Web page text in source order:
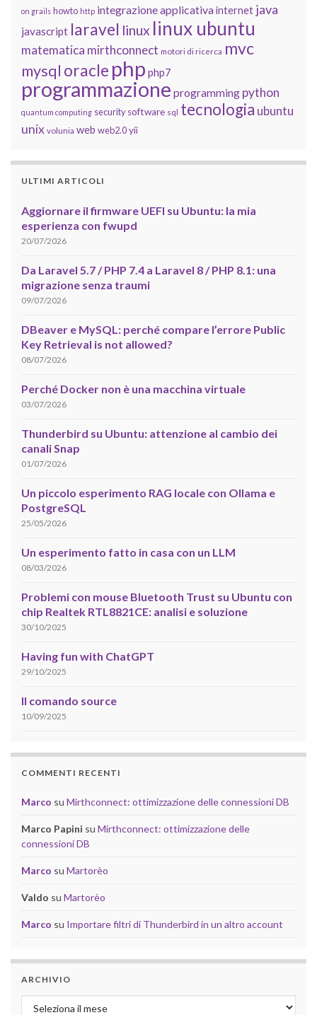
on grails howto http integrazione applicativainternet java
javascript laravel linux linux ubuntu
matematica mirthconnect motori di ricerca mvc
mysql oracle php php7
programmazione programming python
quantum computing security software sql tecnologia ubuntu
unix volunia web web2.0 yii
ULTIMI ARTICOLI
Aggiornare il firmware UEFI su Ubuntu: la mia
esperienza con fwupd
20/07/2026
Da Laravel 5.7 / PHP 7.4 a Laravel 8 / PHP 8.1: una
migrazione senza traumi
09/07/2026
DBeaver e MySQL: perché compare l’errore Public
Key Retrieval is not allowed?
08/07/2026
Perché Docker non è una macchina virtuale
03/07/2026
Thunderbird su Ubuntu: attenzione al cambio dei
canali Snap
01/07/2026
Un piccolo esperimento RAG locale con Ollama e
PostgreSQL
25/05/2026
Un esperimento fatto in casa con un LLM
08/03/2026
Problemi con mouse Bluetooth Trust su Ubuntu con
chip Realtek RTL8821CE: analisi e soluzione
30/10/2025
Having fun with ChatGPT
29/10/2025
Il comando source
10/09/2025
COMMENTI RECENTI
Marco su Mirthconnect: ottimizzazione delle connessioni DB
Marco Papini su Mirthconnect: ottimizzazione delle
connessioni DB
Marco su Martorèo
Valdo su Martorèo
Marco su Importare filtri di Thunderbird in un altro account
ARCHIVIO
Archivio